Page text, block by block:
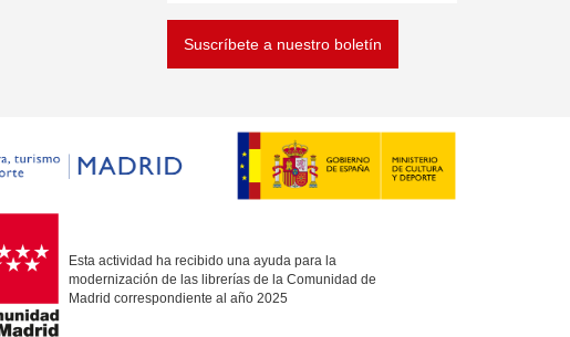
Suscríbete a nuestro boletín
Esta actividad ha recibido una ayuda para la
modernización de las librerías de la Comunidad de
Madrid correspondiente al año 2025